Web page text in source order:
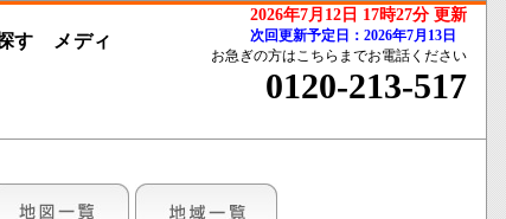
2026年7月12日 17時27分 更新
次回更新予定日：2026年7月13日
す メディ
お急ぎの方はこちらまでお電話ください
0120-213-517